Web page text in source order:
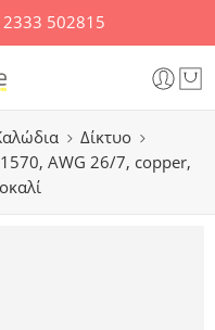
2333 502815
Δίκτυο
AWG 26/7, copper,